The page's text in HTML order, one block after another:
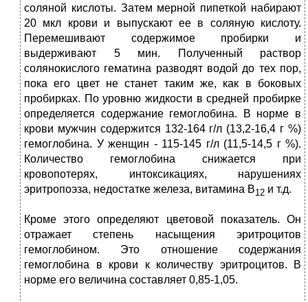
соляной кислоты. Затем мерной пипеткой набирают
20 мкл крови и выпускают ее в соляную кислоту.
Перемешивают содержимое пробирки и
выдерживают 5 мин. Полученный раствор
солянокислого гематина разводят водой до тех пор,
пока его цвет не станет таким же, как в боковых
пробирках. По уровню жидкости в средней пробирке
определяется содержание гемоглобина. В норме в
крови мужчин содержится 132-164 г/л (13,2-16,4 г %)
гемоглобина. У женщин - 115-145 г/л (11,5-14,5 г %).
Количество гемоглобина снижается при
кровопотерях, интоксикациях, нарушениях
эритропоэза, недостатке железа, витамина В12 и т.д.
Кроме этого определяют цветовой показатель. Он
отражает степень насыщения эритроцитов
гемоглобином. Это отношение содержания
гемоглобина в крови к количеству эритроцитов. В
норме его величина составляет 0,85-1,05.